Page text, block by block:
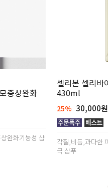
증상완화
완화기능성 샴
셀리본 셀리바
430ml
25% 30,000원
각질,비듬,과다한
극 샴푸